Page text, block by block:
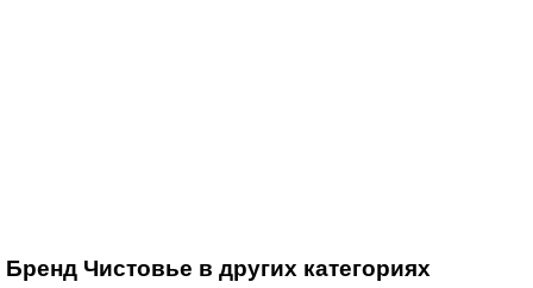
Бренд Чистовье в других категориях